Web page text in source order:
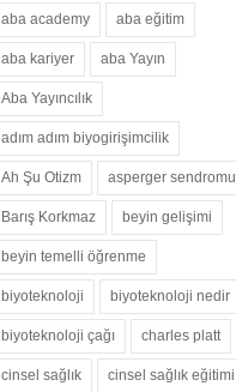
aba academy aba eğitim
aba kariyer aba Yayın
Aba Yayıncılık
adım adım biyogirişimcilik
Ah Şu Otizm asperger sendromu
Barış Korkmaz beyin gelişimi
beyin temelli öğrenme
biyoteknoloji biyoteknoloji nedir
biyoteknoloji çağı charles platt
cinsel sağlık cinsel sağlık eğitimi